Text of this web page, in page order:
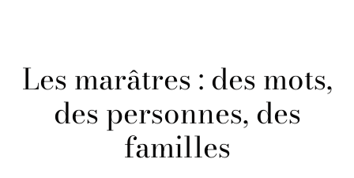
Les marâtres : des mots,
des personnes, des
familles